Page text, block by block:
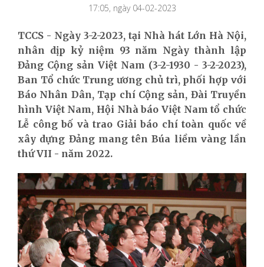
17:05, ngày 04-02-2023
TCCS - Ngày 3-2-2023, tại Nhà hát Lớn Hà Nội,
nhân dịp kỷ niệm 93 năm Ngày thành lập
Đảng Cộng sản Việt Nam (3-2-1930 - 3-2-2023),
Ban Tổ chức Trung ương chủ trì, phối hợp với
Báo Nhân Dân, Tạp chí Cộng sản, Đài Truyền
hình Việt Nam, Hội Nhà báo Việt Nam tổ chức
Lễ công bố và trao Giải báo chí toàn quốc về
xây dựng Đảng mang tên Búa liềm vàng lần
thứ VII - năm 2022.